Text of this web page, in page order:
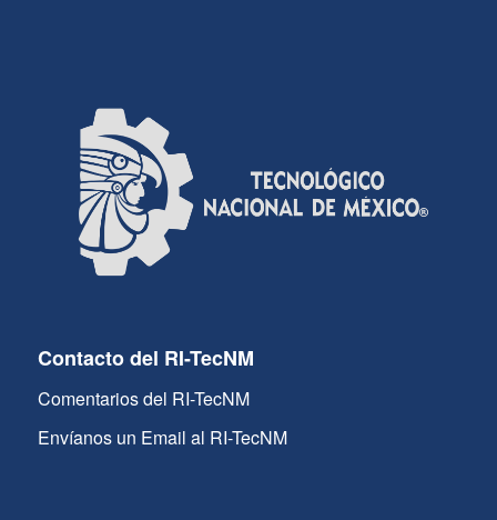
Contacto del RI-TecNM
Comentarios del RI-TecNM
Envíanos un Email al RI-TecNM